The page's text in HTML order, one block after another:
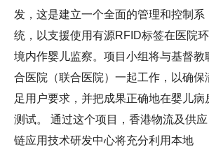
发，这是建立一个全面的管理和控制系
统，以支援使用有源RFID标签在医院环
境内作婴儿监察。项目小组将与基督教
合医院（联合医院）一起工作，以确保
足用户要求，并把成果正确地在婴儿病
测试。 通过这个项目，香港物流及供应
链应用技术研发中心将充分利用本地